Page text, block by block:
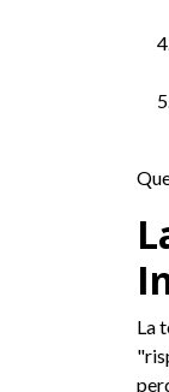
La